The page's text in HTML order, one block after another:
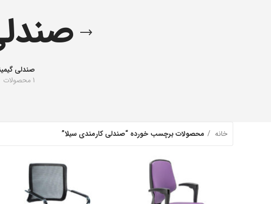
صندلی
1 محصولات
خانه محصولات برچسب خورده “صندلی کارمندی سیلا”